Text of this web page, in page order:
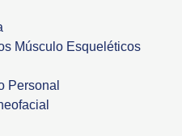
Músculo Esqueléticos
Personal